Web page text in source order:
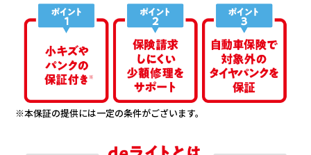
ご購入者サポート
アフターサポート
会社情報
※本保証の提供には一定の条件がございます。